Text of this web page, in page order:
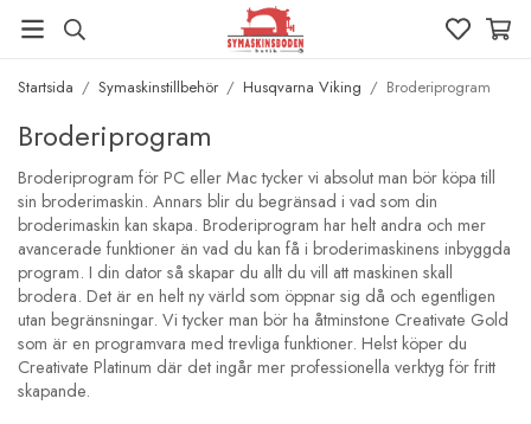
Startsida / Symaskinstillbehör / Husqvarna Viking / Broderiprogram
Broderiprogram
Broderiprogram för PC eller Mac tycker vi absolut man bör köpa till
sin broderimaskin. Annars blir du begränsad i vad som din
broderimaskin kan skapa. Broderiprogram har helt andra och mer
avancerade funktioner än vad du kan få i broderimaskinens inbyggda
program. I din dator så skapar du allt du vill att maskinen skall
brodera. Det är en helt ny värld som öppnar sig då och egentligen
utan begränsningar. Vi tycker man bör ha åtminstone Creativate Gold
som är en programvara med trevliga funktioner. Helst köper du
Creativate Platinum där det ingår mer professionella verktyg för fritt
skapande.